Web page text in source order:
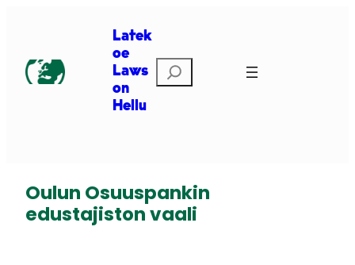
Latek
oe
Laws
on
Hellu
Etsi
Oulun Osuuspankin
edustajiston vaali